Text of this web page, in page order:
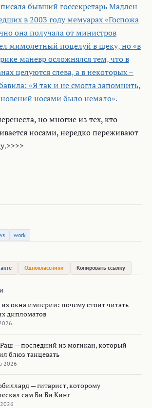
бывший госсекретарь Мадлен
в 2003 году мемуарах «Госпожа
она получала от министров
мимолетный поцелуй в щеку, но «в
маневр осложнялся тем, что в
целуются слева, а в некоторых –
«Я так и не смогла запомнить,
носами было немало».
но многие из тех, кто
носами, нередко переживают
work
Одноклассники Копировать ссылку
из окна империи: почему стоит читать
дипломатов
— последний из могикан, который
блюз танцевать
2026
— гитарист, которому
сам Би Би Кинг